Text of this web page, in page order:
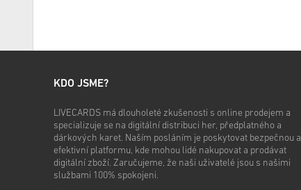
KDO JSME?
LIVECARDS má dlouholeté zkušenosti s online prodejem a
specializuje se na digitální distribuci her, předplatného a
dárkových karet. Naším posláním je poskytovat bezpečnou a
efektivní platformu, kde mohou lidé nakupovat a prodávat
digitální zboží. Zaručujeme, že naši uživatelé jsou s našimi
službami 100% spokojeni.